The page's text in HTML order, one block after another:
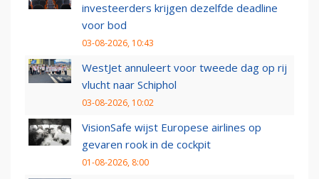
investeerders krijgen dezelfde deadline
voor bod
03-08-2026, 10:43
WestJet annuleert voor tweede dag op rij
vlucht naar Schiphol
03-08-2026, 10:02
VisionSafe wijst Europese airlines op
gevaren rook in de cockpit
01-08-2026, 8:00